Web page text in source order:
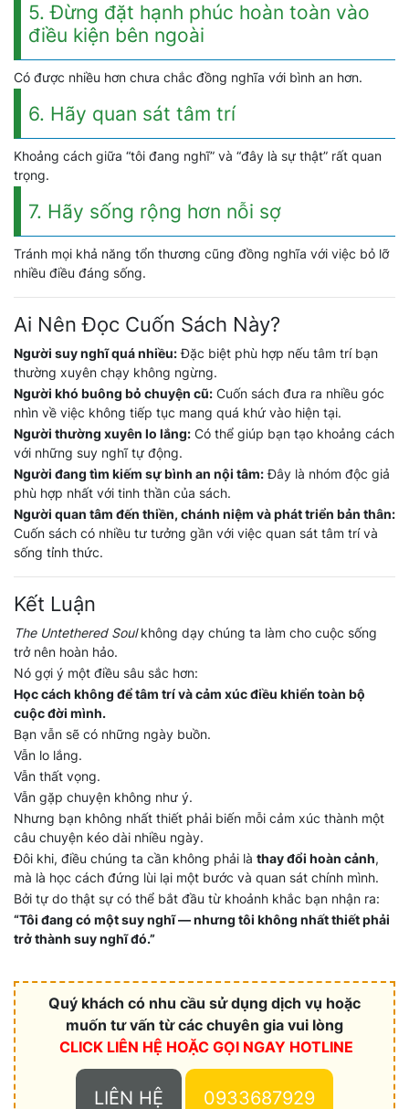
5. Đừng đặt hạnh phúc hoàn toàn vào
điều kiện bên ngoài
Có được nhiều hơn chưa chắc đồng nghĩa với bình an hơn.
6. Hãy quan sát tâm trí
Khoảng cách giữa “tôi đang nghĩ” và “đây là sự thật” rất quan
trọng.
7. Hãy sống rộng hơn nỗi sợ
Tránh mọi khả năng tổn thương cũng đồng nghĩa với việc bỏ lỡ
nhiều điều đáng sống.
Ai Nên Đọc Cuốn Sách Này?
Người suy nghĩ quá nhiều:Đặc biệt phù hợp nếu tâm trí bạn
thường xuyên chạy không ngừng.
Người khó buông bỏ chuyện cũ: Cuốn sách đưa ra nhiều góc
nhìn về việc không tiếp tục mang quá khứ vào hiện tại.
Người thường xuyên lo lắng: Có thể giúp bạn tạo khoảng cách
với những suy nghĩ tự động.
Người đang tìm kiếm sự bình an nội tâm:Đây là nhóm độc giả
phù hợp nhất với tinh thần của sách.
Người quan tâm đến thiền, chánh niệm và phát triển bản thân:
Cuốn sách có nhiều tư tưởng gần với việc quan sát tâm trí và
sống tỉnh thức.
Kết Luận
The Untethered Soulkhông dạy chúng ta làm cho cuộc sống
trở nên hoàn hảo.
Nó gợi ý một điều sâu sắc hơn:
Học cách không để tâm trí và cảm xúc điều khiển toàn bộ
cuộc đời mình.
Bạn vẫn sẽ có những ngày buồn.
Vẫn lo lắng.
Vẫn thất vọng.
Vẫn gặp chuyện không như ý.
Nhưng bạn không nhất thiết phải biến mỗi cảm xúc thành một
câu chuyện kéo dài nhiều ngày.
Đôi khi, điều chúng ta cần không phải là thay đổi hoàn cảnh,
mà là học cách đứng lùi lại một bước và quan sát chính mình.
Bởi tự do thật sự có thể bắt đầu từ khoảnh khắc bạn nhận ra:
“Tôi đang có một suy nghĩ — nhưng tôi không nhất thiết phải
trở thành suy nghĩ đó.”
Quý khách có nhu cầu sử dụng dịch vụ hoặc
muốn tư vấn từ các chuyên gia vui lòng
CLICK LIÊN HỆ HOẶC GỌI NGAY HOTLINE
LIÊN HỆ 0933687929